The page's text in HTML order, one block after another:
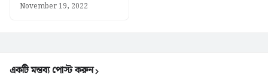
November 19, 2022
একটি মন্তব্য পোস্ট করুন